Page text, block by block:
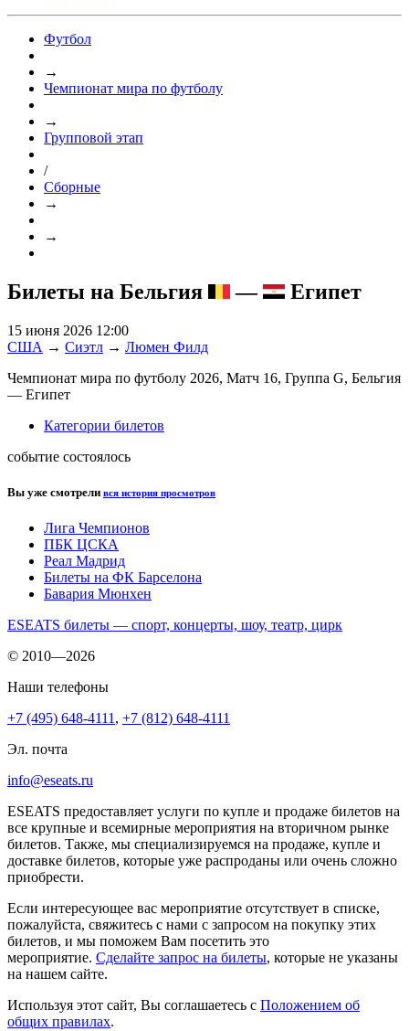
Футбол
→
Чемпионат мира по футболу
→
Групповой этап
/
Сборные
→
→
Билеты на Бельгия — Египет
15 июня 2026 12:00
США → Сиэтл → Люмен Филд
Чемпионат мира по футболу 2026, Матч 16, Группа G, Бельгия
— Египет
Категории билетов
событие состоялось
Вы уже смотрели вся история просмотров
Лига Чемпионов
ПБК ЦСКА
Реал Мадрид
Билеты на ФК Барселона
Бавария Мюнхен
ESEATS билеты — спорт, концерты, шоу, театр, цирк
© 2010—2026
Наши телефоны
+7 (495) 648-4111 , +7 (812) 648-4111
Эл. почта
info@eseats.ru
ESEATS предоставляет услуги по купле и продаже билетов на
все крупные и всемирные мероприятия на вторичном рынке
билетов. Также, мы специализируемся на продаже, купле и
доставке билетов, которые уже распроданы или очень сложно
приобрести.
Если интересующее вас мероприятие отсутствует в списке,
пожалуйста, свяжитесь с нами с запросом на покупку этих
билетов, и мы поможем Вам посетить это
мероприятие. Cделайте запрос на билеты, которые не указаны
на нашем сайте.
Используя этот сайт, Вы соглашаетесь с Положением об
общих правилах.